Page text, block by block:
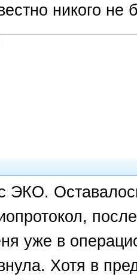
никого не
ЭКО.
уже в
Хотя в